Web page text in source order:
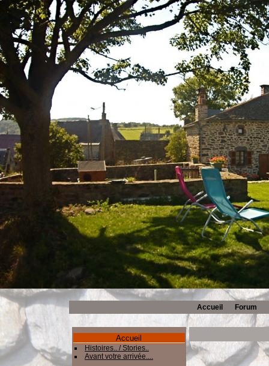
Accueil Forum
Accueil
Histoires.. / Stories..
Avant votre arrivée....